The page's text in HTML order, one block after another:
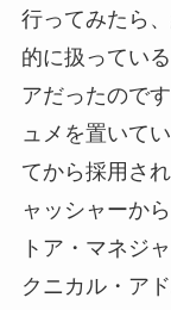
行ってみたら
的に扱ってい
アだったので
ュメを置いて
てから採用さ
ャッシャーか
トア・マネジ
クニカル・ア